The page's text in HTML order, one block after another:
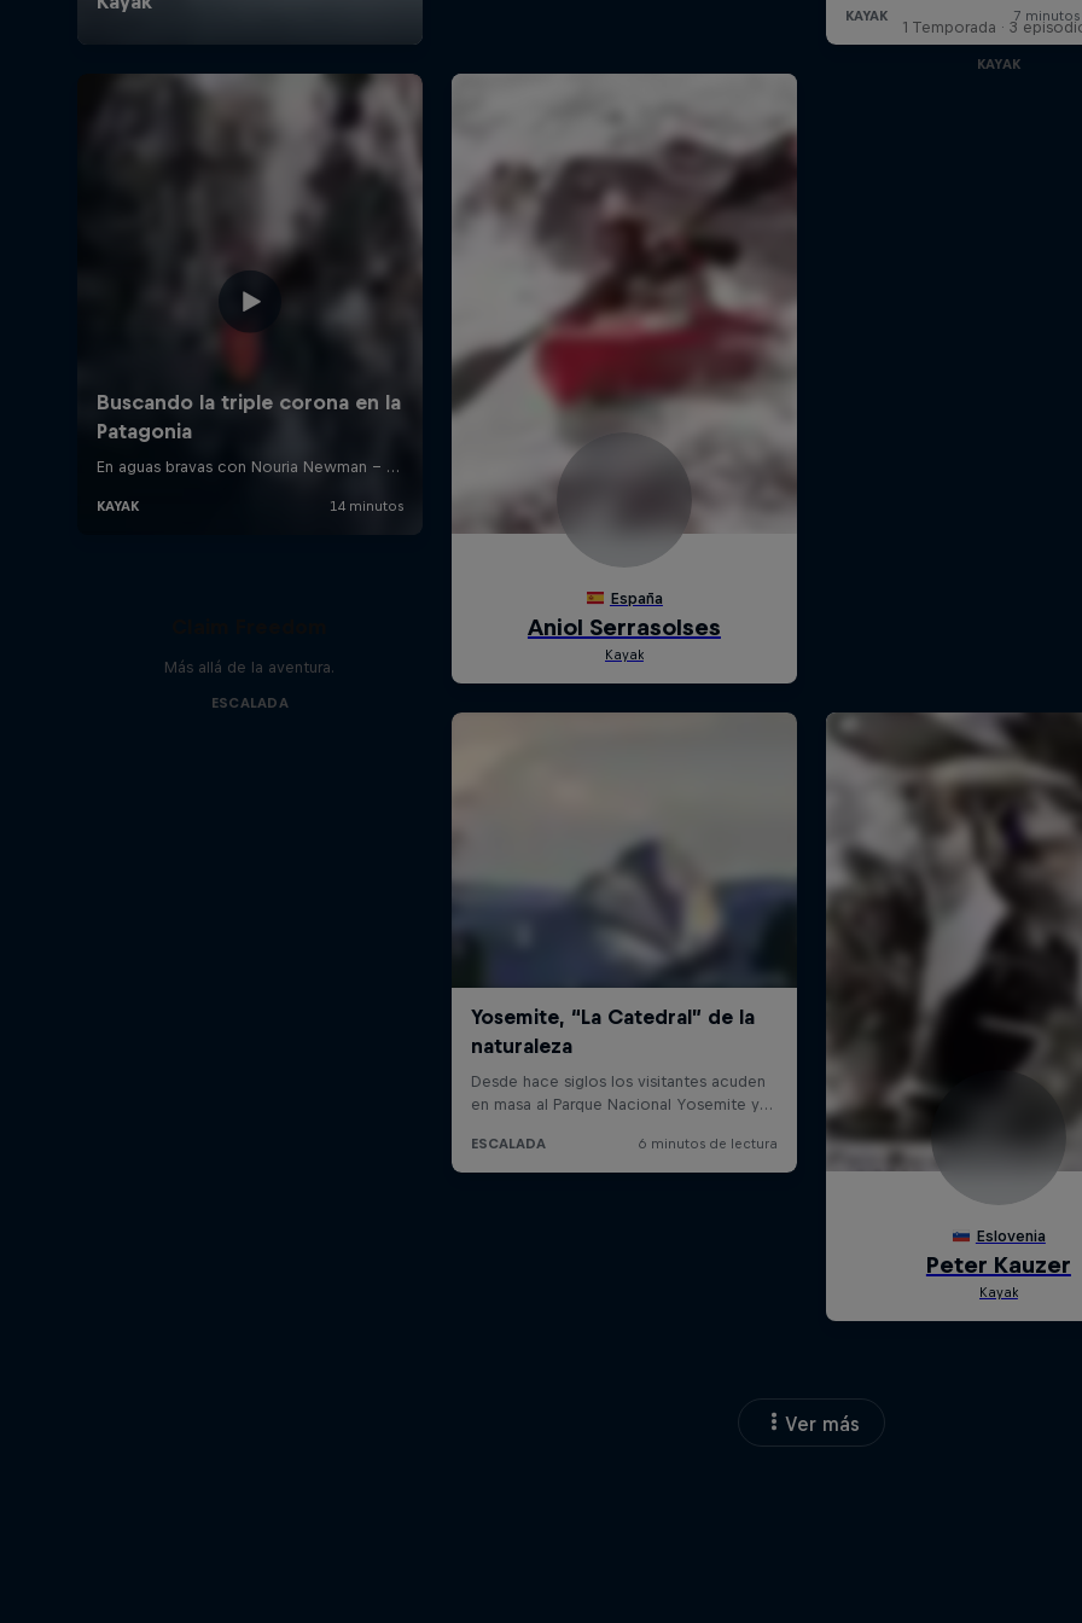
1 Temporada · 3
KAYAK
Más allá de la aventura.
ESCALADA
Ver más